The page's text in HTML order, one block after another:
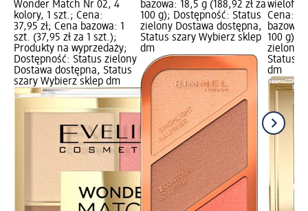
Wonder Match Nr 02, 4
kolory, 1 szt.; Cena:
37,95 zł; Cena bazowa: 1
szt. (37,95 zł za 1 szt.);
Produkty na wyprzedaży;
Dostępność: Status zielony
Dostawa dostępna, Status
szary Wybierz sklep dm
bazowa: 18,5 g (188,92 zł za
100 g); Dostępność: Status
zielony Dostawa dostępna,
Status szary Wybierz sklep
dm
Cena:
bazowa:
100 g);
zielony
Status
dm